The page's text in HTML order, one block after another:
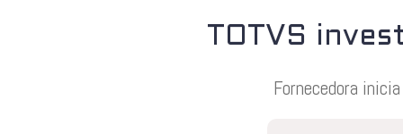
TOTVS
Fornecedora